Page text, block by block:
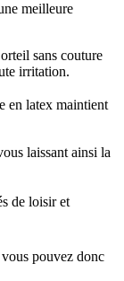
meilleure
sans couture
irritation.
en latex maintient
laissant ainsi la
de loisir et
pouvez donc